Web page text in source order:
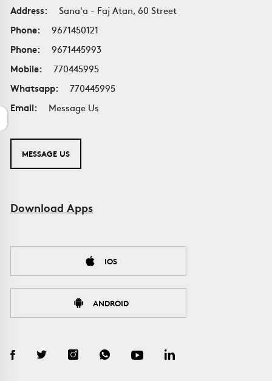
Address:
Sana'a - Faj Atan, 60 Street
Phone:
9671450121
Phone:
9671445993
Mobile:
770445995
Whatsapp:
770445995
Email:
Message Us
MESSAGE US
Download Apps
IOS
ANDROID